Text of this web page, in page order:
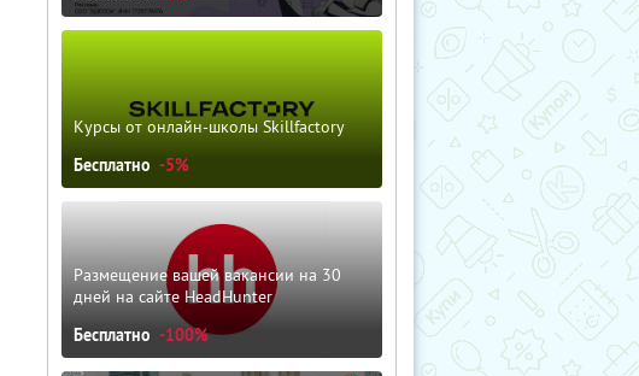
Курсы от онлайн-школы Skillfactory
Бесплатно -5%
Размещение вашей вакансии на 30
дней на сайте HeadHunter
Бесплатно -100%